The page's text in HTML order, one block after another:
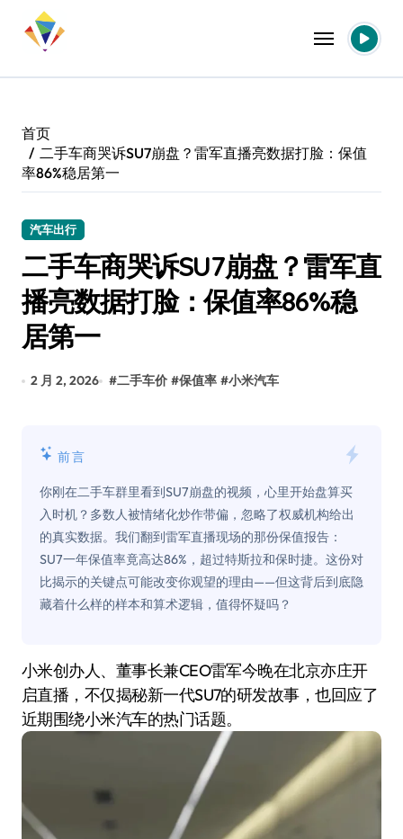
首页
二手车商哭诉SU7崩盘？雷军直播亮数据打脸：保值
率86%稳居第一
汽车出行
二手车商哭诉SU7崩盘？雷军直
播亮数据打脸：保值率86%稳
居第一
2 月 2, 2026 #二手车价 #保值率 #小米汽车
前言
你刚在二手车群里看到SU7崩盘的视频，心里开始盘算买
入时机？多数人被情绪化炒作带偏，忽略了权威机构给出
的真实数据。我们翻到雷军直播现场的那份保值报告：
SU7一年保值率竟高达86%，超过特斯拉和保时捷。这份对
比揭示的关键点可能改变你观望的理由——但这背后到底隐
藏着什么样的样本和算术逻辑，值得怀疑吗？
小米创办人、董事长兼CEO雷军今晚在北京亦庄开
启直播，不仅揭秘新一代SU7的研发故事，也回应了
近期围绕小米汽车的热门话题。